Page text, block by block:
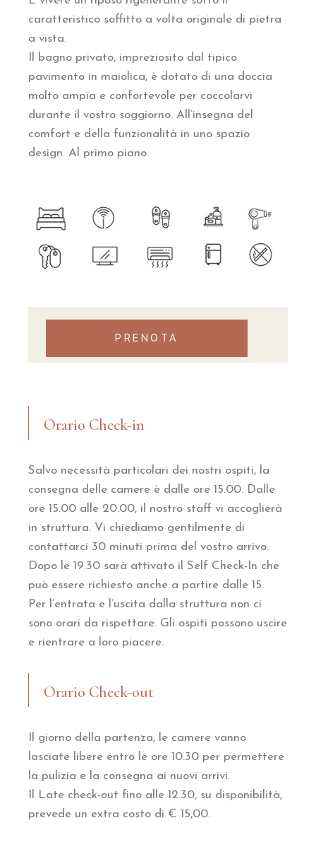
caratteristico soffitto a volta originale di pietra
a vista.
Il bagno privato, impreziosito dal tipico
pavimento in maiolica, è dotato di una doccia
molto ampia e confortevole per coccolarvi
durante il vostro soggiorno. All’insegna del
comfort e della funzionalità in uno spazio
design. Al primo piano.
PRENOTA
Orario Check-in
Salvo necessità particolari dei nostri ospiti, la
consegna delle camere è dalle ore 15.00. Dalle
ore 15.00 alle 20.00, il nostro staff vi accoglierà
in struttura. Vi chiediamo gentilmente di
contattarci 30 minuti prima del vostro arrivo.
Dopo le 19.30 sarà attivato il Self Check-In che
può essere richiesto anche a partire dalle 15.
Per l’entrata e l’uscita dalla struttura non ci
sono orari da rispettare. Gli ospiti possono uscire
e rientrare a loro piacere.
Orario Check-out
Il giorno della partenza, le camere vanno
lasciate libere entro le ore 10.30 per permettere
la pulizia e la consegna ai nuovi arrivi.
Il Late check-out fino alle 12.30, su disponibilità,
prevede un extra costo di € 15,00.